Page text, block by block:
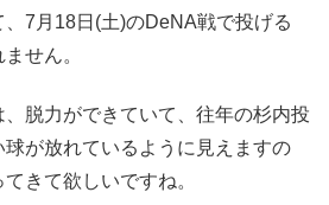
7月18日(土)のDeNA戦で投げる
せん。
、脱力ができていて、往年の杉内投
が放れているように見えますの
きて欲しいですね。